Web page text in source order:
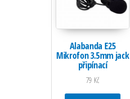
Alabanda E25
Mikrofon 3.5mm jack
připínací
79 Kč